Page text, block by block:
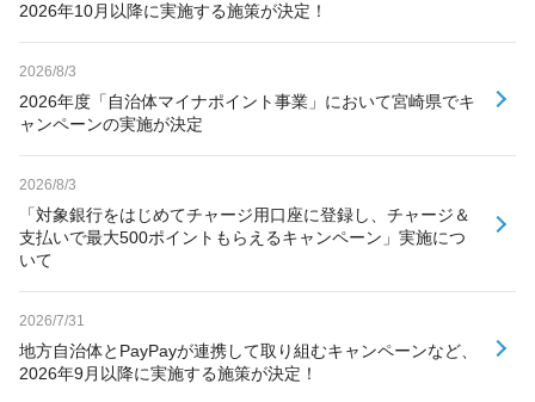
2026年10月以降に実施する施策が決定！
2026/8/3
2026年度「自治体マイナポイント事業」において宮崎県でキ
ャンペーンの実施が決定
2026/8/3
「対象銀行をはじめてチャージ用口座に登録し、チャージ＆
支払いで最大500ポイントもらえるキャンペーン」実施につ
いて
2026/7/31
地方自治体とPayPayが連携して取り組むキャンペーンなど、
2026年9月以降に実施する施策が決定！